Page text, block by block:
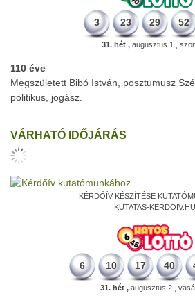
3 23 29 52
31. hét ,augusztus 1.,
110 éve
Megszületett Bibó István, posztumusz
politikus, jogász.
VÁRHATÓ IDŐJÁRÁS
KÉRDŐÍV KÉSZÍTÉSE
KUTATAS-KERDOIV.HU
6 10 17 40
31. hét ,augusztus 2.,